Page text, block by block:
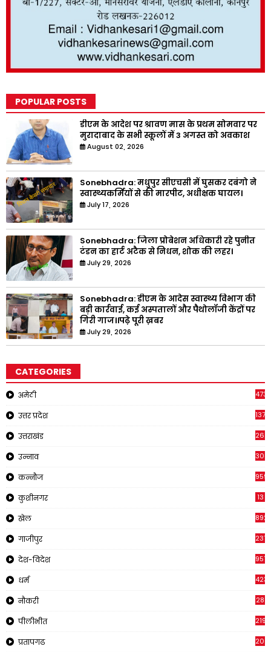
POPULAR POSTS
डीएम के आदेश पर श्रावण मास के प्रथम सोमवार पर
मुरादाबाद के सभी स्कूलों में 3 अगस्त को अवकाश
August 02, 2026
Sonebhadra: मधुपुर सीएचसी में घुसकर दबंगो ने
स्वास्थ्यकर्मियों से की मारपीट, अधीक्षक घायल।
July 17, 2026
Sonebhadra: जिला प्रोबेशन अधिकारी रहे पुनीत
टंडन का हार्ट अटैक से निधन, शोक की लहर।
July 29, 2026
Sonebhadra: डीएम के आदेस स्वास्थ्य विभाग की
बड़ी कार्रवाई, कई अस्पतालों और पैथोलॉजी केंद्रों पर
गिरी गाज।।पढ़े पूरी ख़बर
July 29, 2026
CATEGORIES
अमेठी 4735
उत्तर प्रदेश 1371
उत्तराखंड
उन्नाव 308
कन्नौज 959
कुशीनगर 13
खेल 892
गाजीपुर 237
देश-विदेश 957
धर्म 423
नौकरी 28
पीलीभीत 2195
प्रतापगढ